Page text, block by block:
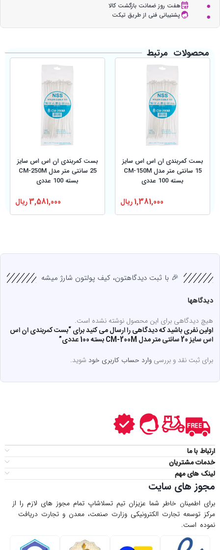
هفت روز ضمانت بازگشت کالا
پشتیبانی فنی از طریق تیکت
محصولات مرتبط
بست کمربندی ان اس اس سایز
15 سانتی متر مدل CM-150M
بسته 100 عددی
1,381,000ریال
بست کمربندی ان اس اس سایز
25 سانتی متر مدل CM-250M
بسته 100 عددی
3,581,000ریال
🎉 با ثبت دیدگاهتون، کیف پولتون شارژ میشه
دیدگاهها
هیچ دیدگاهی برای این محصول نوشته نشده است.
اولین نفری باشید که دیدگاهی را ارسال می کنید برای “بست کمربندی ان اس
اس سایز 20 سانتی متر مدل CM-200M بسته 100 عددی”
برای ثبت نقد و بررسیوارد حساب کاربری خود شوید.
ارتباط با ما
خدمات مشتریان
لینک های مهم
مجوز های سایت
برای اطمینان خاطر شما عزیزان تیم تسلاشاپ تمام مجوز های لازم را از
مركز توسعه تجارت الكترونیكی وزارت صنعت، معدن و تجارت دریافت
نموده است.